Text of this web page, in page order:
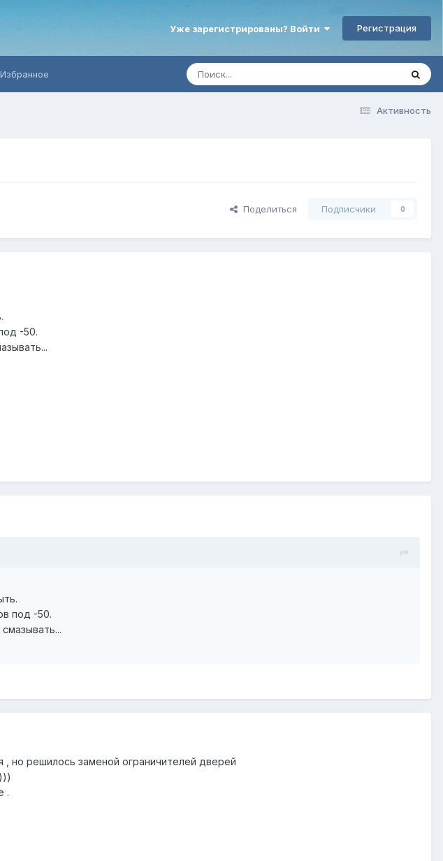
Уже зарегистрированы? Войти Регистрация
Избранное
Активность
Поделиться Подписчики 0
-50.
под -50.
но решилось заменой ограничителей дверей
.